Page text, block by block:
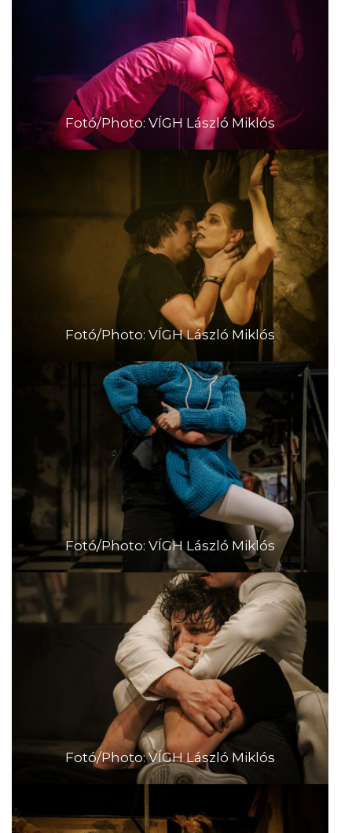
Fotó/Photo: VÍGH László Miklós
Fotó/Photo: VÍGH László Miklós
Fotó/Photo: VÍGH László Miklós
Fotó/Photo: VÍGH László Miklós